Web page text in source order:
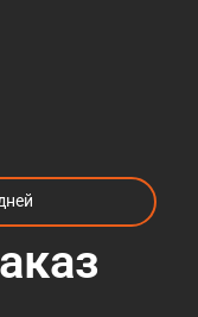
и
на снижение
м.